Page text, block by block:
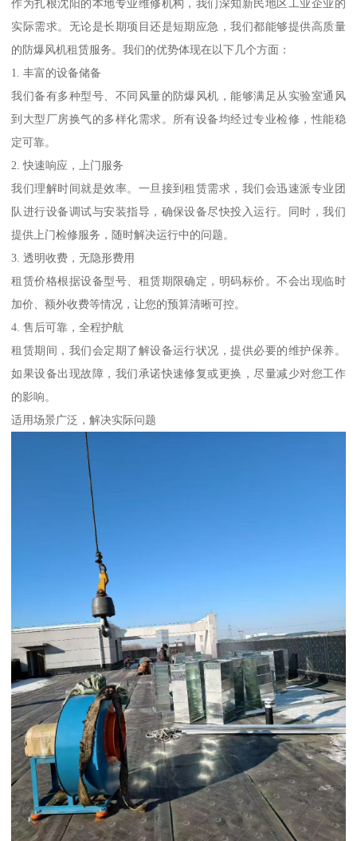
作为扎根沈阳的本地专业维修机构，我们深知新民地区工业企业的
实际需求。无论是长期项目还是短期应急，我们都能够提供高质量
的防爆风机租赁服务。我们的优势体现在以下几个方面：
1. 丰富的设备储备
我们备有多种型号、不同风量的防爆风机，能够满足从实验室通风
到大型厂房换气的多样化需求。所有设备均经过专业检修，性能稳
定可靠。
2. 快速响应，上门服务
我们理解时间就是效率。一旦接到租赁需求，我们会迅速派专业团
队进行设备调试与安装指导，确保设备尽快投入运行。同时，我们
提供上门检修服务，随时解决运行中的问题。
3. 透明收费，无隐形费用
租赁价格根据设备型号、租赁期限确定，明码标价。不会出现临时
加价、额外收费等情况，让您的预算清晰可控。
4. 售后可靠，全程护航
租赁期间，我们会定期了解设备运行状况，提供必要的维护保养。
如果设备出现故障，我们承诺快速修复或更换，尽量减少对您工作
的影响。
适用场景广泛，解决实际问题